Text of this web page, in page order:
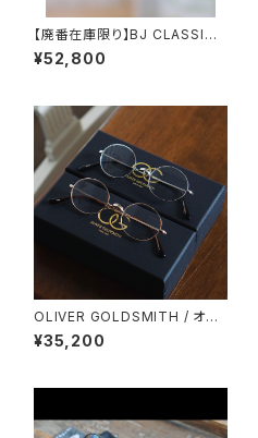
【廃番在庫限り】BJ CLASSIC
COLLECTION PREM-114WR
NT BJクラシック ツーブリッジ
¥52,800
OLIVER GOLDSMITH / オリ
バーゴールドスミス Oliver Ov
al/Pro 46 オーバル
¥35,200